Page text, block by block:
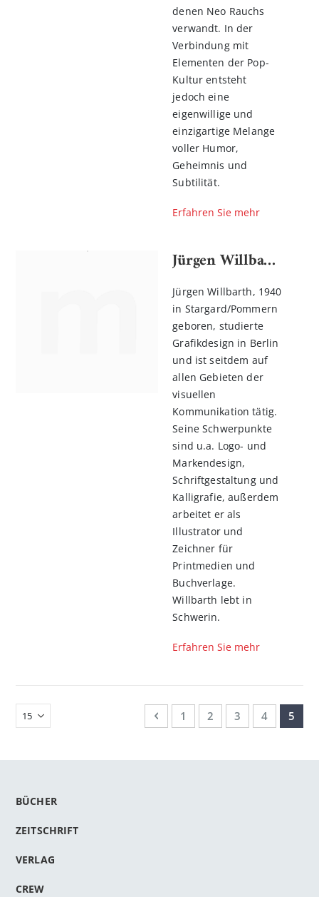
denen Neo Rauchs
verwandt. In der
Verbindung mit
Elementen der Pop-
Kultur entsteht
jedoch eine
eigenwillige und
einzigartige Melange
voller Humor,
Geheimnis und
Subtilität.
Erfahren Sie mehr
Jürgen Willbarth
Jürgen Willbarth, 1940
in Stargard/Pommern
geboren, studierte
Grafikdesign in Berlin
und ist seitdem auf
allen Gebieten der
visuellen
Kommunikation tätig.
Seine Schwerpunkte
sind u.a. Logo- und
Markendesign,
Schriftgestaltung und
Kalligrafie, außerdem
arbeitet er als
Illustrator und
Zeichner für
Printmedien und
Buchverlage.
Willbarth lebt in
Schwerin.
Erfahren Sie mehr
SeiteSeite
ZurückSeite
1 Seite
2 Seite
3 Seite
4 Sie
5
BÜCHER
ZEITSCHRIFT
VERLAG
CREW